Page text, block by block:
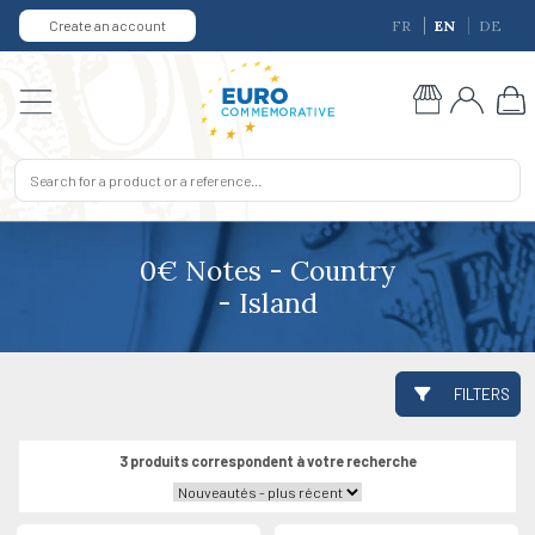
Create an account FR EN DE
0€ Notes - Country
- Island
FILTERS
3 produits correspondent à votre recherche